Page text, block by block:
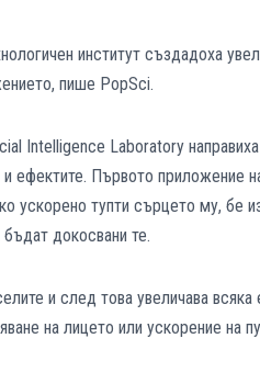
институт създадоха
пише PopSci.
Intelligence Laboratory
ефектите. Първото приложение
ускорено тупти сърцето му, бе
докосвани те.
и след това увеличава всяка
на лицето или ускорение на